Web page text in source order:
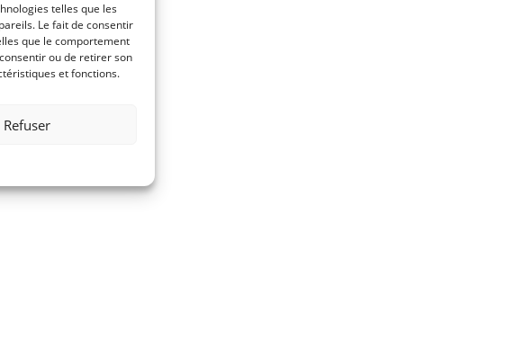
telles que les
Le fait de consentir
que le comportement
ou de retirer son
et fonctions.
Refuser